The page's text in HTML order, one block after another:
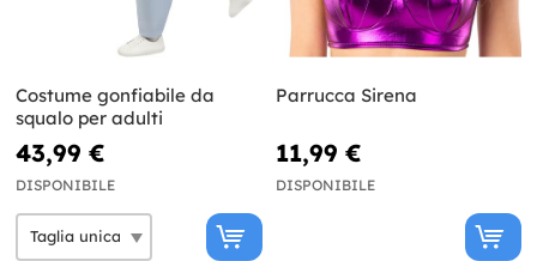
Costume gonfiabile da
squalo per adulti
43,99 €
DISPONIBILE
Parrucca Sirena
11,99 €
DISPONIBILE